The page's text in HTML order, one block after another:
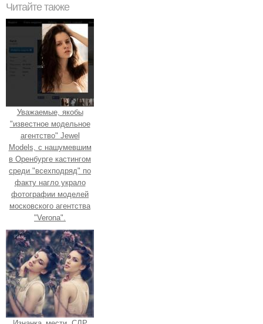
Читайте также
Уважаемые, якобы
"известное модельное
агентство" Jewel
Models, с нашумевшим
в Оренбурге кастингом
среди "всехподряд" по
факту нагло украло
фотографии моделей
московского агентства
"Verona".